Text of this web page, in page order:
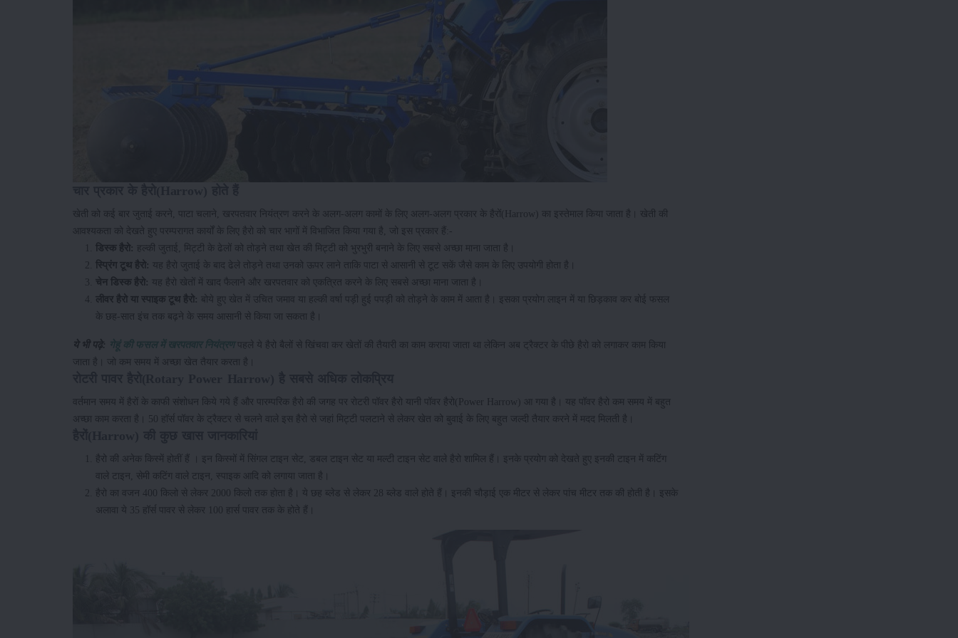
खेती को कई बार जुताई करने, पाटा चलाने, खरपतवार नियंत्रण करने के अलग-अलग कामों के लिए अलग-अलग प्रकार के हैरों(Harrow) का इस्तेमाल किया जाता है। खेती की
आवश्यकता को देखते हुए परम्परागत कार्यों के लिए हैरो को चार भागों में विभाजित किया गया है, जो इस प्रकार हैं:-
डिस्क हैरो:
हल्की जुताई, मिट्टी के ढेलों को तोड़ने तथा खेत की मिट्टी को भुरभुरी बनाने के लिए सबसे अच्छा माना जाता है।
स्प्रिंग टूथ हैरो:
यह हैरो जुताई के बाद ढेले तोड़ने तथा उनको ऊपर लाने ताकि पाटा से आसानी से टूट सकें जैसे काम के लिए उपयोगी होता है।
चेन डिस्क हैरो:
यह हैरो खेतों में खाद फैलाने और खरपतवार को एकत्रित करने के लिए सबसे अच्छा माना जाता है।
लीवर हैरो या स्पाइक टूथ हैरो:
बोये हुए खेत में उचित जमाव या हल्की वर्षा पड़ी हुई पपड़ी को तोड़ने के काम में आता है। इसका प्रयोग लाइन में या छिड़काव कर बोई फसल
के छह-सात इंच तक बढ़ने के समय आसानी से किया जा सकता है।
ये भी पढ़े: गेहूं की फसल में खरपतवार नियंत्रणपहले ये हैरो बैलों से खिंचवा कर खेतों की तैयारी का काम कराया जाता था लेकिन अब ट्रैक्टर के पीछे हैरो को लगाकर काम किया
जाता है। जो कम समय में अच्छा खेत तैयार करता है।
वर्तमान समय में हैरों के काफी संशोधन किये गये हैं और पारम्परिक हैरो की जगह पर रोटरी पॉवर हैरो यानी पॉवर हैरो(Power Harrow) आ गया है। यह पॉवर हैरो कम समय में बहुत
अच्छा काम करता है। 50 हॉर्स पॉवर के ट्रैक्टर से चलने वाले इस हैरो से जहां मिट्टी पलटाने से लेकर खेत को बुवाई के लिए बहुत जल्दी तैयार करने में मदद मिलती है।
हैरो की अनेक किस्में होतीं हैं । इन किस्मों में सिंगल टाइन सेट, डबल टाइन सेट या मल्टी टाइन सेट वाले हैरो शामिल हैं। इनके प्रयोग को देखते हुए इनकी टाइन में कटिंग
वाले टाइन, सेमी कटिंग वाले टाइन, स्पाइक आदि को लगाया जाता है।
हैरो का वजन 400 किलो से लेकर 2000 किलो तक होता है। ये छह ब्लेड से लेकर 28 ब्लेड वाले होते हैं। इनकी चौड़ाई एक मीटर से लेकर पांच मीटर तक की होती है। इसके
अलावा ये 35 हॉर्स पावर से लेकर 100 हार्स पावर तक के होते हैं।